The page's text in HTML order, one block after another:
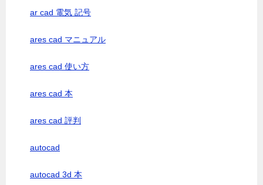
ar cad 電気 記号
ares cad マニュアル
ares cad 使い方
ares cad 本
ares cad 評判
autocad
autocad 3d 本